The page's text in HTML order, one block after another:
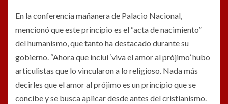
En la conferencia mañanera de Palacio Nacional,
mencionó que este principio es el “acta de nacimiento”
del humanismo, que tanto ha destacado durante su
gobierno. “Ahora que incluí ‘viva el amor al prójimo’ hubo
articulistas que lo vincularon a lo religioso. Nada más
decirles que el amor al prójimo es un principio que se
concibe y se busca aplicar desde antes del cristianismo.